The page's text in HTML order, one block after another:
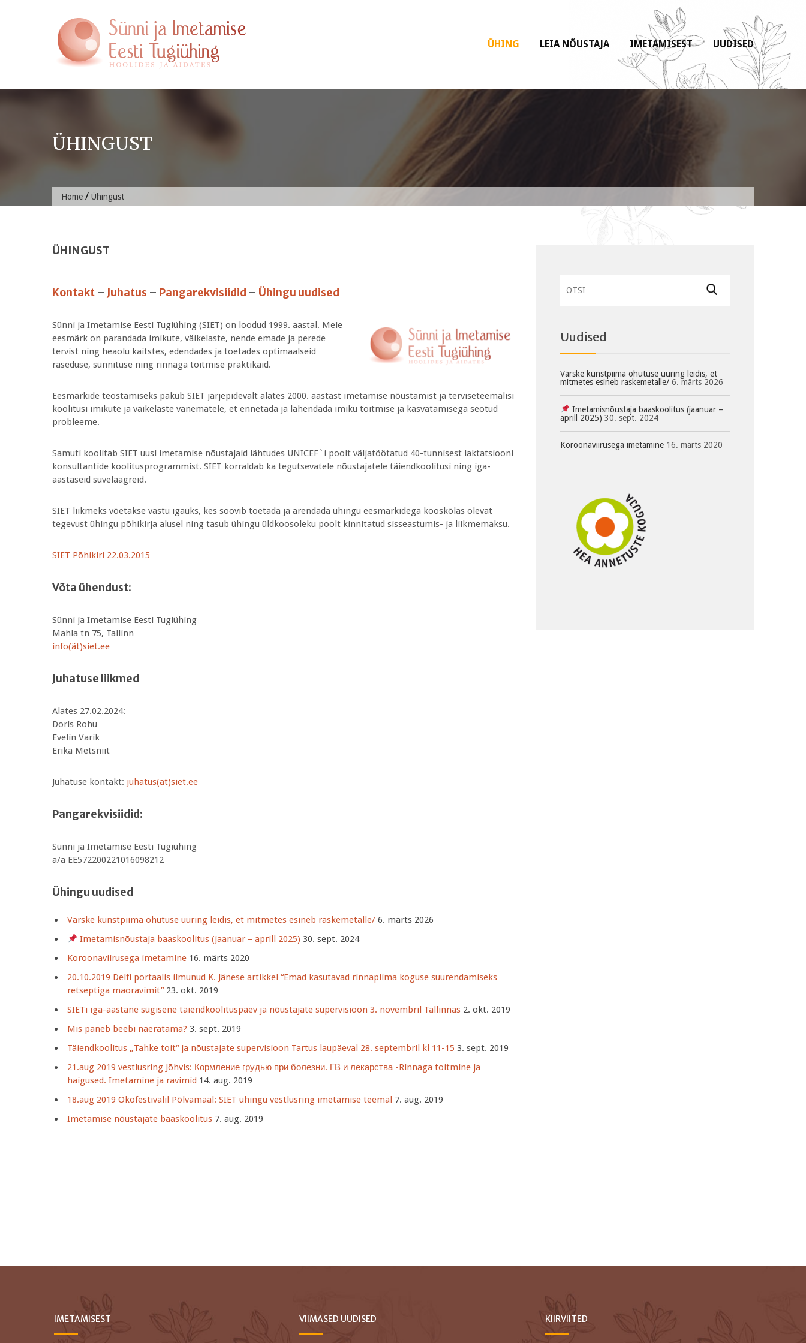
ÜHING LEIA NÕUSTAJA IMETAMISEST UUDISED
ÜHINGUST
Home / Ühingust
ÜHINGUST
Kontakt – Juhatus – Pangarekvisiidid – Ühingu uudised
Sünni ja Imetamise Eesti Tugiühing (SIET) on loodud 1999. aastal. Meie
eesmärk on parandada imikute, väikelaste, nende emade ja perede
tervist ning heaolu kaitstes, edendades ja toetades optimaalseid
raseduse, sünnituse ning rinnaga toitmise praktikaid.
Eesmärkide teostamiseks pakub SIET järjepidevalt alates 2000. aastast imetamise nõustamist ja terviseteemalisi
koolitusi imikute ja väikelaste vanematele, et ennetada ja lahendada imiku toitmise ja kasvatamisega seotud
probleeme.
Samuti koolitab SIET uusi imetamise nõustajaid lähtudes UNICEF`i poolt väljatöötatud 40-tunnisest laktatsiooni
konsultantide koolitusprogrammist. SIET korraldab ka tegutsevatele nõustajatele täiendkoolitusi ning iga-
aastaseid suvelaagreid.
SIET liikmeks võetakse vastu igaüks, kes soovib toetada ja arendada ühingu eesmärkidega kooskõlas olevat
tegevust ühingu põhikirja alusel ning tasub ühingu üldkoosoleku poolt kinnitatud sisseastumis- ja liikmemaksu.
SIET Põhikiri 22.03.2015
Võta ühendust:
Sünni ja Imetamise Eesti Tugiühing
Mahla tn 75, Tallinn
info(ät)siet.ee
Juhatuse liikmed
Alates 27.02.2024:
Doris Rohu
Evelin Varik
Erika Metsniit
Juhatuse kontakt: juhatus(ät)siet.ee
Pangarekvisiidid:
Sünni ja Imetamise Eesti Tugiühing
a/a EE572200221016098212
Ühingu uudised
Värske kunstpiima ohutuse uuring leidis, et mitmetes esineb raskemetalle/ 6. märts 2026
Imetamisnõustaja baaskoolitus (jaanuar – aprill 2025) 30. sept. 2024
Koroonaviirusega imetamine 16. märts 2020
20.10.2019 Delfi portaalis ilmunud K. Jänese artikkel “Emad kasutavad rinnapiima koguse suurendamiseks
retseptiga maoravimit”23. okt. 2019
SIETi iga-aastane sügisene täiendkoolituspäev ja nõustajate supervisioon 3. novembril Tallinnas 2. okt. 2019
Mis paneb beebi naeratama? 3. sept. 2019
Täiendkoolitus „Tahke toit“ ja nõustajate supervisioon Tartus laupäeval 28. septembril kl 11-15 3. sept. 2019
21.aug 2019 vestlusring Jõhvis: Кормление грудью при болезни. ГВ и лекарства -Rinnaga toitmine ja
haigused. Imetamine ja ravimid 14. aug. 2019
18.aug 2019 Ökofestivalil Põlvamaal: SIET ühingu vestlusring imetamise teemal 7. aug. 2019
Imetamise nõustajate baaskoolitus 7. aug. 2019
Uudised
Värske kunstpiima ohutuse uuring leidis, et
mitmetes esineb raskemetalle/ 6. märts 2026
Imetamisnõustaja baaskoolitus (jaanuar –
aprill 2025) 30. sept. 2024
Koroonaviirusega imetamine 16. märts 2020
IMETAMISEST VIIMASED UUDISED KIIRVIITED